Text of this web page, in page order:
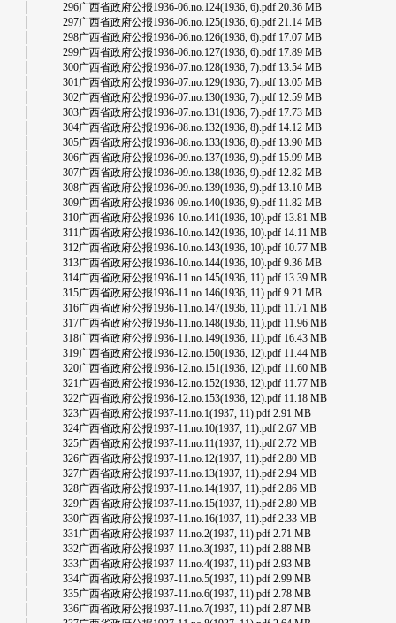
│ 296广西省政府公报1936-06.no.124(1936, 6).pdf 20.36 MB
│ 297广西省政府公报1936-06.no.125(1936, 6).pdf 21.14 MB
│ 298广西省政府公报1936-06.no.126(1936, 6).pdf 17.07 MB
│ 299广西省政府公报1936-06.no.127(1936, 6).pdf 17.89 MB
│ 300广西省政府公报1936-07.no.128(1936, 7).pdf 13.54 MB
│ 301广西省政府公报1936-07.no.129(1936, 7).pdf 13.05 MB
│ 302广西省政府公报1936-07.no.130(1936, 7).pdf 12.59 MB
│ 303广西省政府公报1936-07.no.131(1936, 7).pdf 17.73 MB
│ 304广西省政府公报1936-08.no.132(1936, 8).pdf 14.12 MB
│ 305广西省政府公报1936-08.no.133(1936, 8).pdf 13.90 MB
│ 306广西省政府公报1936-09.no.137(1936, 9).pdf 15.99 MB
│ 307广西省政府公报1936-09.no.138(1936, 9).pdf 12.82 MB
│ 308广西省政府公报1936-09.no.139(1936, 9).pdf 13.10 MB
│ 309广西省政府公报1936-09.no.140(1936, 9).pdf 11.82 MB
│ 310广西省政府公报1936-10.no.141(1936, 10).pdf 13.81 MB
│ 311广西省政府公报1936-10.no.142(1936, 10).pdf 14.11 MB
│ 312广西省政府公报1936-10.no.143(1936, 10).pdf 10.77 MB
│ 313广西省政府公报1936-10.no.144(1936, 10).pdf 9.36 MB
│ 314广西省政府公报1936-11.no.145(1936, 11).pdf 13.39 MB
│ 315广西省政府公报1936-11.no.146(1936, 11).pdf 9.21 MB
│ 316广西省政府公报1936-11.no.147(1936, 11).pdf 11.71 MB
│ 317广西省政府公报1936-11.no.148(1936, 11).pdf 11.96 MB
│ 318广西省政府公报1936-11.no.149(1936, 11).pdf 16.43 MB
│ 319广西省政府公报1936-12.no.150(1936, 12).pdf 11.44 MB
│ 320广西省政府公报1936-12.no.151(1936, 12).pdf 11.60 MB
│ 321广西省政府公报1936-12.no.152(1936, 12).pdf 11.77 MB
│ 322广西省政府公报1936-12.no.153(1936, 12).pdf 11.18 MB
│ 323广西省政府公报1937-11.no.1(1937, 11).pdf 2.91 MB
│ 324广西省政府公报1937-11.no.10(1937, 11).pdf 2.67 MB
│ 325广西省政府公报1937-11.no.11(1937, 11).pdf 2.72 MB
│ 326广西省政府公报1937-11.no.12(1937, 11).pdf 2.80 MB
│ 327广西省政府公报1937-11.no.13(1937, 11).pdf 2.94 MB
│ 328广西省政府公报1937-11.no.14(1937, 11).pdf 2.86 MB
│ 329广西省政府公报1937-11.no.15(1937, 11).pdf 2.80 MB
│ 330广西省政府公报1937-11.no.16(1937, 11).pdf 2.33 MB
│ 331广西省政府公报1937-11.no.2(1937, 11).pdf 2.71 MB
│ 332广西省政府公报1937-11.no.3(1937, 11).pdf 2.88 MB
│ 333广西省政府公报1937-11.no.4(1937, 11).pdf 2.93 MB
│ 334广西省政府公报1937-11.no.5(1937, 11).pdf 2.99 MB
│ 335广西省政府公报1937-11.no.6(1937, 11).pdf 2.78 MB
│ 336广西省政府公报1937-11.no.7(1937, 11).pdf 2.87 MB